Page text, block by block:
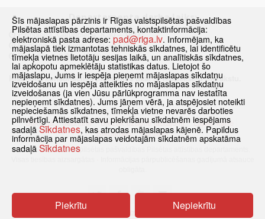
Departamenta darba laiks:
Pirmdiena, Ceturtdiena: 8.30 – 18.00
Otrdiena, Trešdiena: 8.30 – 17.00
Piektdiena: 8.30 – 15.00
Klātienes konsultācijas pieejamas tikai ar iepriekšēju pierakstu.
Sākums Jaunumi Biežāk uzdotie jautājumi
Lapas karte
Sīkdatnes
Kontakti
© 2021 Rīgas valstspilsētas pašvaldības Pilsētas attīstības departaments.
Pārslēgties uz www versiju
Šīs mājaslapas pārzinis ir Rīgas valstspilsētas pašvaldības
Pilsētas attīstības departaments, kontaktinformācija:
elektroniskā pasta adrese: pad@riga.lv. Informējam, ka
mājaslapā tiek izmantotas tehniskās sīkdatnes, lai identificētu
tīmekļa vietnes lietotāju sesijas laikā, un analītiskās sīkdatnes,
lai apkopotu apmeklētāju statistikas datus. Lietojot šo
mājaslapu, Jums ir iespēja pieņemt mājaslapas sīkdatņu
izveidošanu un iespēja atteikties no mājaslapas sīkdatņu
izveidošanas (ja vien Jūsu pārlūkprogramma nav iestatīta
nepieņemt sīkdatnes). Jums jāņem vērā, ja atspējosiet noteikti
nepieciešamās sīkdatnes, tīmekļa vietne nevarēs darboties
pilnvērtīgi. Attiestatīt savu piekrišanu sīkdatnēm iespējams
sadaļā Sīkdatnes, kas atrodas mājaslapas kājenē. Papildus
informācija par mājaslapas veidotajām sīkdatnēm apskatāma
sadaļā Sīkdatnes
Piekrītu Nepiekrītu